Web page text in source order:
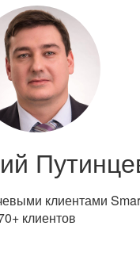
клиентами
клиентов